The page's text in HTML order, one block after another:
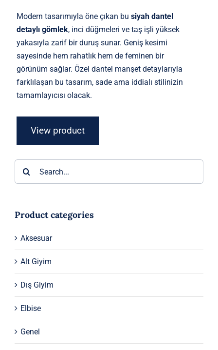
4.550 ₺.
fiyat:
3.380 ₺.
Modern tasarımıyla öne çıkan busiyah dantel
detaylı gömlek, inci düğmeleri ve taş işli yüksek
yakasıyla zarif bir duruş sunar. Geniş kesimi
sayesinde hem rahatlık hem de feminen bir
görünüm sağlar. Özel dantel manşet detaylarıyla
farklılaşan bu tasarım, sade ama iddialı stilinizin
tamamlayıcısı olacak.
View product
Product categories
Aksesuar
Alt Giyim
Dış Giyim
Elbise
Genel